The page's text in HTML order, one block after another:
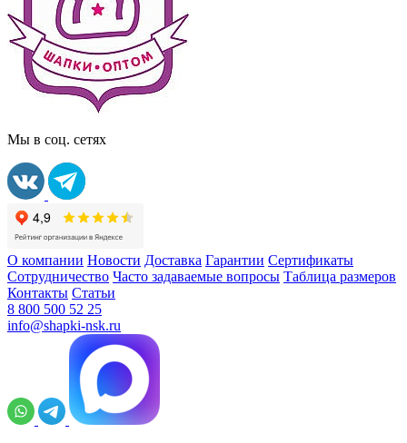
Мы в соц. сетях
О компании Новости Доставка Гарантии Сертификаты
Сотрудничество Часто задаваемые вопросы Таблица размеров
Контакты Статьи
8 800 500 52 25
info@shapki-nsk.ru